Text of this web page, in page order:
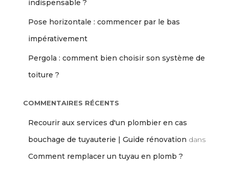
indispensable ?
Pose horizontale : commencer par le bas
impérativement
Pergola : comment bien choisir son système de
toiture ?
COMMENTAIRES RÉCENTS
Recourir aux services d'un plombier en cas
bouchage de tuyauterie | Guide rénovation dans
Comment remplacer un tuyau en plomb ?